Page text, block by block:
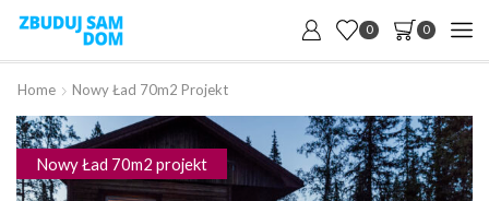
0 0
Home Nowy Ład 70m2 Projekt
Nowy Ład 70m2 projekt